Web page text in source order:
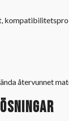
återvunnet